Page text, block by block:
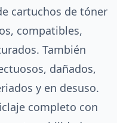
cartuchos de tóner
compatibles,
También
dañados,
y en desuso.
completo con